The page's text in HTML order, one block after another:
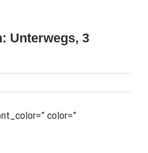
Unterwegs, 3
color=”